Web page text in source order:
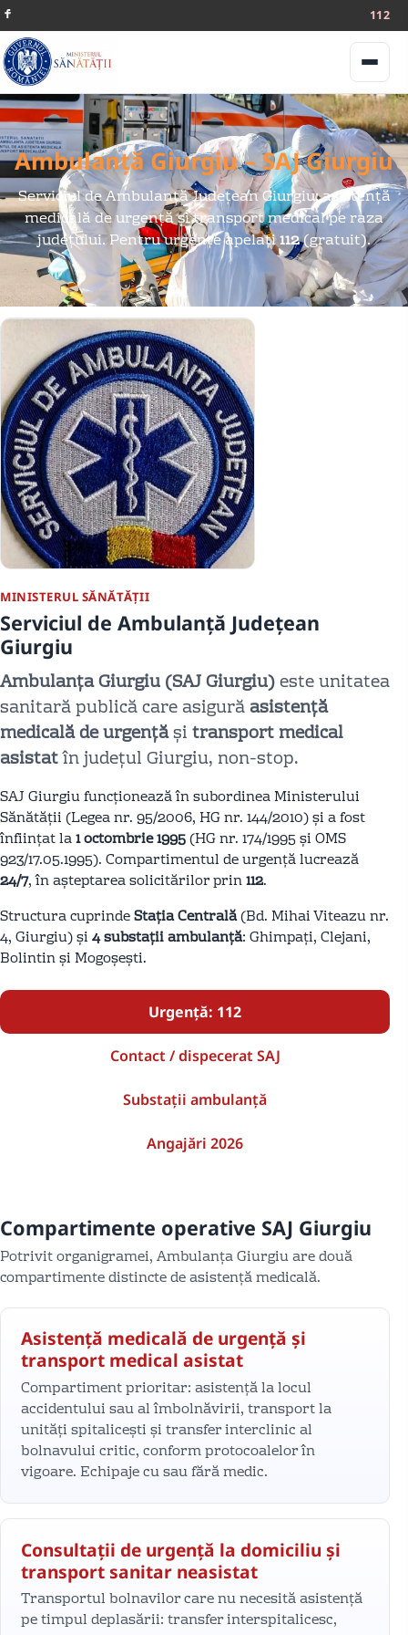
112
Meniu
Ambulanță Giurgiu – SAJ Giurgiu
Serviciul de Ambulanță Județean Giurgiu: asistență
medicală de urgență și transport medical pe raza
județului. Pentru urgențe apelați112(gratuit).
MINISTERUL SĂNĂTĂȚII
Serviciul de Ambulanță Județean
Giurgiu
Ambulanța Giurgiu (SAJ Giurgiu)este unitatea
sanitară publică care asigurăasistență
medicală de urgențășitransport medical
asistatîn județul Giurgiu, non-stop.
SAJ Giurgiu funcționează în subordinea Ministerului
Sănătății (Legea nr. 95/2006, HG nr. 144/2010) și a fost
înființat la1 octombrie 1995(HG nr. 174/1995 și OMS
923/17.05.1995). Compartimentul de urgență lucrează
24/7, în așteptarea solicitărilor prin112.
Structura cuprindeStația Centrală(Bd. Mihai Viteazu nr.
4, Giurgiu) și4 substații ambulanță: Ghimpați, Clejani,
Bolintin și Mogoșești.
Urgență: 112
Contact / dispecerat SAJ
Substații ambulanță
Angajări 2026
Compartimente operative SAJ Giurgiu
Potrivit organigramei, Ambulanța Giurgiu are două
compartimente distincte de asistență medicală.
Asistență medicală de urgență și
transport medical asistat
Compartiment prioritar: asistență la locul
accidentului sau al îmbolnăvirii, transport la
unități spitalicești și transfer interclinic al
bolnavului critic, conform protocoalelor în
vigoare. Echipaje cu sau fără medic.
Consultații de urgență la domiciliu și
transport sanitar neasistat
Transportul bolnavilor care nu necesită asistență
pe timpul deplasării: transfer interspitalicesc,